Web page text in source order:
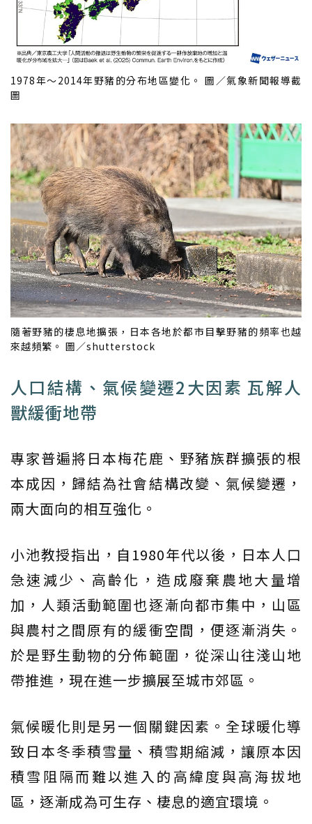
1978年～2014年野豬的分布地區變化。 圖／氣象新聞報導截
圖
隨著野豬的棲息地擴張，日本各地於都市目擊野豬的頻率也越
來越頻繁。 圖／shutterstock
人口結構、氣候變遷2大因素 瓦解人
獸緩衝地帶
專家普遍將日本梅花鹿、野豬族群擴張的根
本成因，歸結為社會結構改變、氣候變遷，
兩大面向的相互強化。
小池教授指出，自1980年代以後，日本人口
急速減少、高齡化，造成廢棄農地大量增
加，人類活動範圍也逐漸向都市集中，山區
與農村之間原有的緩衝空間，便逐漸消失。
於是野生動物的分佈範圍，從深山往淺山地
帶推進，現在進一步擴展至城市郊區。
氣候暖化則是另一個關鍵因素。全球暖化導
致日本冬季積雪量、積雪期縮減，讓原本因
積雪阻隔而難以進入的高緯度與高海拔地
區，逐漸成為可生存、棲息的適宜環境。